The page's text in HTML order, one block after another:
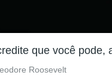
que você pode,
Roosevelt